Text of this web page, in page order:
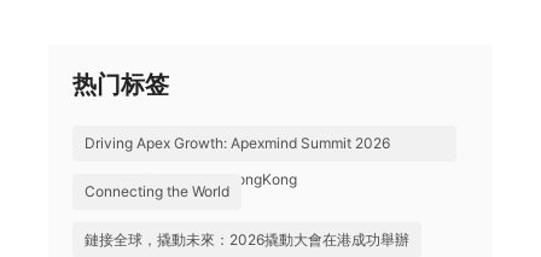
热门标签
Driving Apex Growth: Apexmind Summit 2026
Successfully Held in HongKong
Connecting the World
鏈接全球，撬動未來：2026撬動大會在港成功舉辦